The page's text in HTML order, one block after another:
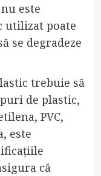
este
utilizat poate
se degradeze
trebuie să
de plastic,
PVC,
este
că